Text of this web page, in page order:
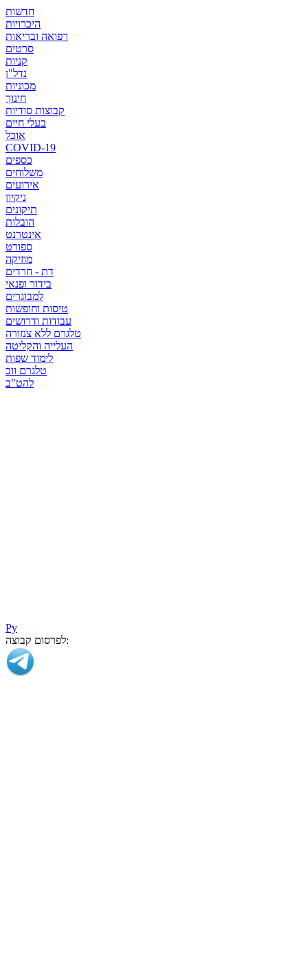
חדשות
היכרויות
רפואה ובריאות
סרטים
קניות
נדל"ן
מכוניות
חינוך
קבוצות סודיות
בעלי חיים
אוכל
COVID-19
כספים
משלוחים
אירועים
ניקיון
תיקונים
הובלות
אינטרנט
ספורט
מוזיקה
דת - חרדים
בידור ופנאי
למבוגרים
טיסות וחופשות
עבודות ודרושים
טלגרם ללא צנזורה
העלייה והקליטה
לימוד שפות
טלגרם ווב
להט"ב
Ру
לפרסום קבוצה: